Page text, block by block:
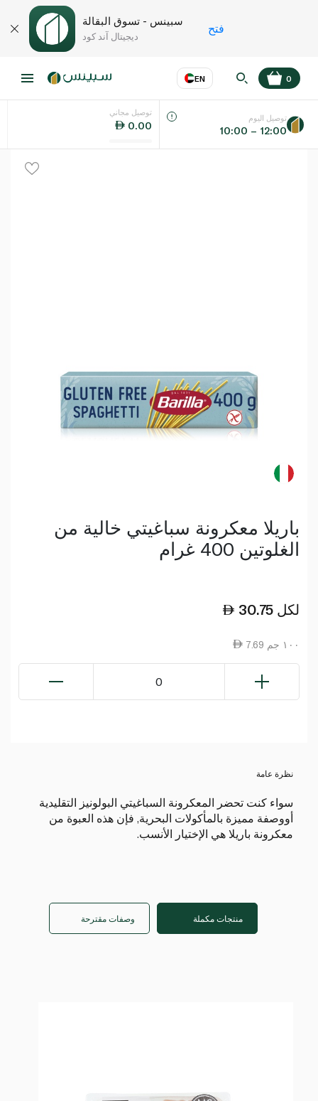
سبينس - تسوق البقالة
ديجيتال آند كود
فتح
EN
اللغة عر
0
توصيل مجاني
0.00
توصيل اليوم
10:00 – 12:00
باريلا معكرونة سباغيتي خالية من
الغلوتين 400 غرام
30.75 لكل
7.69 ١٠٠ جم
0
نظرة عامة
سواء كنت تحضر المعكرونة السباغيتي البولونيز التقليدية
أووصفة مميزة بالمأكولات البحرية, فإن هذه العبوة من
معكرونة باريلا هي الإختيار الأنسب.
منتجات مكملة وصفات مقترحة